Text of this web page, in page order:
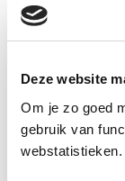
Deze website
Om je zo goed
gebruik van
webstatistieken.
En dat de
ook groeit,
leren
communicatie
zijn allemaal